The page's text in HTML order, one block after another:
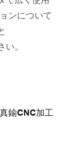
ンについて
。
鍮CNC加工